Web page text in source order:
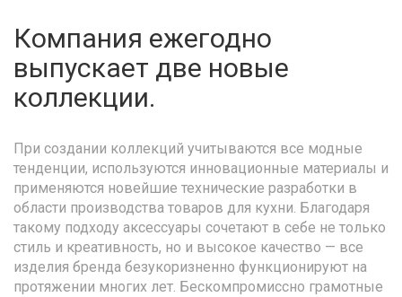
Компания ежегодно
выпускает две новые
коллекции.
При создании коллекций учитываются все модные
тенденции, используются инновационные материалы и
применяются новейшие технические разработки в
области производства товаров для кухни. Благодаря
такому подходу аксессуары сочетают в себе не только
стиль и креативность, но и высокое качество — все
изделия бренда безукоризненно функционируют на
протяжении многих лет. Бескомпромиссно грамотные